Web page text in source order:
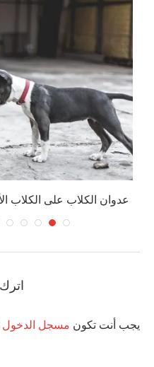
عدوان الكلاب على الكلاب
يجب أنت تكون مسجل الدخول